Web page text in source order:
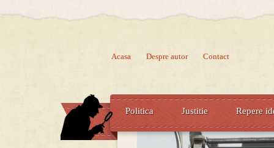
Acasa Despre autor Contact
Politica Justitie Repere